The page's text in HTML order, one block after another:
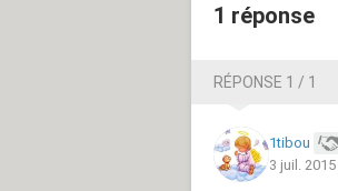
1 réponse
RÉPONSE 1 / 1
1tibou
3 juil.